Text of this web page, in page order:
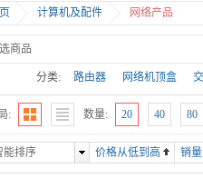
配件
计算机及配件 网络产品
商品
分类: 路由器 网络机顶盒
: 数量: 20 40 80
能排序 价格从低到高 销量